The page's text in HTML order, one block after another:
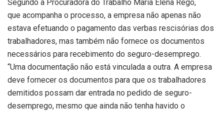
Segundo a Procuradora do Trabalho Maria Elena Rego,
que acompanha o processo, a empresa não apenas não
estava efetuando o pagamento das verbas rescisórias dos
trabalhadores, mas também não fornece os documentos
necessários para recebimento do seguro-desemprego.
“Uma documentação não está vinculada a outra. A empresa
deve fornecer os documentos para que os trabalhadores
demitidos possam dar entrada no pedido de seguro-
desemprego, mesmo que ainda não tenha havido o